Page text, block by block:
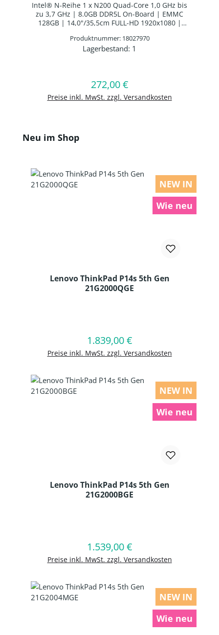
Intel® N-Reihe 1 x N200 Quad-Core 1,0 GHz bis
zu 3,7 GHz | 8.0GB DDR5L On-Board | EMMC
128GB | 14,0"/35,5cm FULL-HD 1920x1080 |
Wi-Fi AX211 WLAN/Bluetooth Combo Chip |
Bluetooth 5.1 | Deutsches Layout LED-
Produktnummer: 18027970
Lagerbestand: 1
Regulärer Preis:
272,00 €
Preise inkl. MwSt. zzgl. Versandkosten
Produkt Anzahl: Gib den
In den Warenkorb
Produktgalerie überspringen
Neu im Shop
NEW IN
Wie neu
Lenovo ThinkPad P14s 5th Gen
21G2000QGE
Regulärer Preis:
1.839,00 €
Preise inkl. MwSt. zzgl. Versandkosten
In den Warenkorb
NEW IN
Wie neu
Lenovo ThinkPad P14s 5th Gen
21G2000BGE
Regulärer Preis:
1.539,00 €
Preise inkl. MwSt. zzgl. Versandkosten
In den Warenkorb
NEW IN
Wie neu